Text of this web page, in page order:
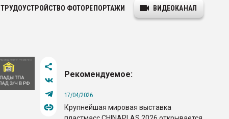
ТРУДОУСТРОЙСТВО ФОТОРЕПОРТАЖИ ВИДЕОКАНАЛ
Рекомендуемое:
17/04/2026
Крупнейшая мировая выставка